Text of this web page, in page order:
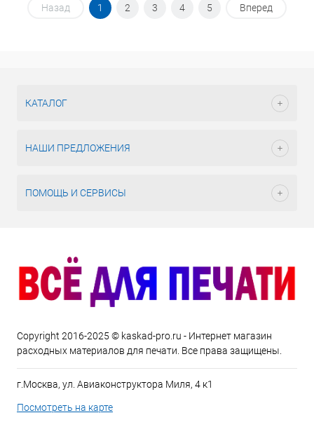
Назад 1 2 3 4 5 Вперед
КАТАЛОГ
НАШИ ПРЕДЛОЖЕНИЯ
ПОМОЩЬ И СЕРВИСЫ
Copyright 2016-2025 © kaskad-pro.ru - Интернет магазин
расходных материалов для печати. Все права защищены.
г.Москва, ул. Авиаконструктора Миля, 4 к1
Посмотреть на карте